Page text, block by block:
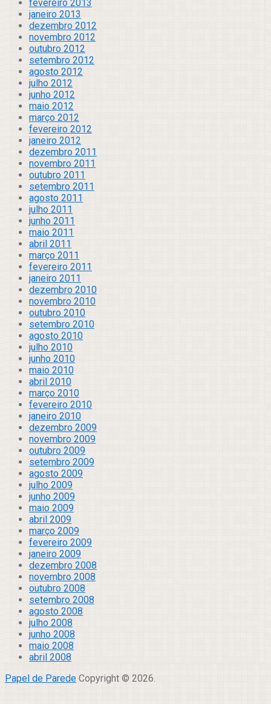
fevereiro 2013
janeiro 2013
dezembro 2012
novembro 2012
outubro 2012
setembro 2012
agosto 2012
julho 2012
junho 2012
maio 2012
março 2012
fevereiro 2012
janeiro 2012
dezembro 2011
novembro 2011
outubro 2011
setembro 2011
agosto 2011
julho 2011
junho 2011
maio 2011
abril 2011
março 2011
fevereiro 2011
janeiro 2011
dezembro 2010
novembro 2010
outubro 2010
setembro 2010
agosto 2010
julho 2010
junho 2010
maio 2010
abril 2010
março 2010
fevereiro 2010
janeiro 2010
dezembro 2009
novembro 2009
outubro 2009
setembro 2009
agosto 2009
julho 2009
junho 2009
maio 2009
abril 2009
março 2009
fevereiro 2009
janeiro 2009
dezembro 2008
novembro 2008
outubro 2008
setembro 2008
agosto 2008
julho 2008
junho 2008
maio 2008
abril 2008
Papel de Parede Copyright © 2026.